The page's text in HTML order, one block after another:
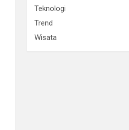
Teknologi
Trend
Wisata